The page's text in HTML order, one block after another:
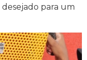
para um